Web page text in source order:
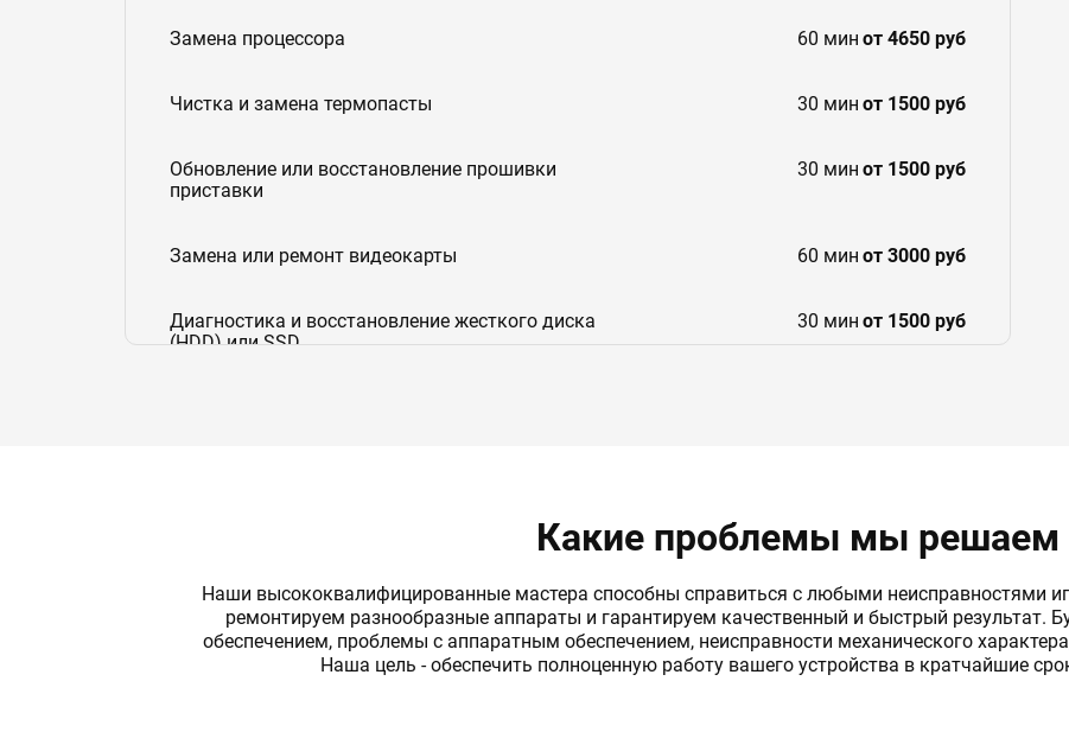
Замена процессора 60 мин от 4650 руб
Чистка и замена термопасты 30 мин от 1500 руб
Обновление или восстановление прошивки
приставки
30 мин от 1500 руб
Замена или ремонт видеокарты 60 мин от 3000 руб
Диагностика и восстановление жесткого диска
(HDD) или SSD
30 мин от 1500 руб
Какие проблемы мы решаем
Наши высококвалифицированные мастера способны справиться с любыми неисправностями
ремонтируем разнообразные аппараты и гарантируем качественный и быстрый результат.
обеспечением, проблемы с аппаратным обеспечением, неисправности механического
Наша цель - обеспечить полноценную работу вашего устройства в кратчайшие